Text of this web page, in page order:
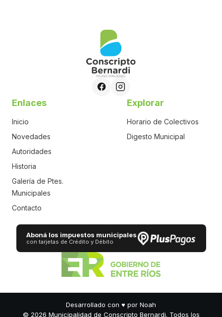
Enlaces
Inicio
Novedades
Autoridades
Historia
Galería de Ptes.
Municipales
Contacto
Explorar
Horario de Colectivos
Digesto Municipal
Aboná los impuestos municipales
con tarjetas de Crédito y Débito
Desarrollado con ♥ por Noah
© 2026 Municipalidad de Conscripto Bernardi. Todos los